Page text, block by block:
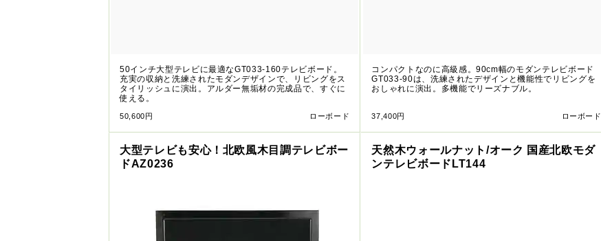
50インチ大型テレビに最適なGT033-160テレビボード。
充実の収納と洗練されたモダンデザインで、リビングをス
タイリッシュに演出。アルダー無垢材の完成品で、すぐに
使える。
50,600円 ローボード
コンパクトなのに高級感。90cm幅のモダンテレビボード
GT033-90は、洗練されたデザインと機能性でリビングを
おしゃれに演出。多機能でリーズナブル。
37,400円 ローボード
大型テレビも安心！北欧風木目調テレビボー
ドAZ0236
天然木ウォールナット/オーク 国産北欧モダ
ンテレビボードLT144